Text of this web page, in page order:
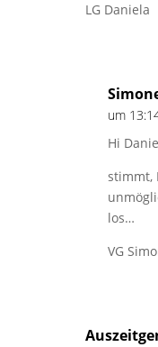
LG Daniela
um
Hi
stimmt,
los…
VG